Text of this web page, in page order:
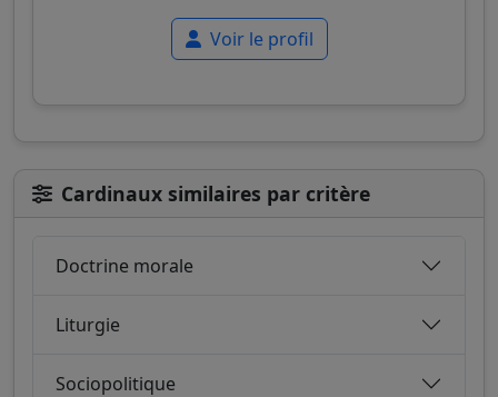
Voir le profil
Cardinaux similaires par critère
Doctrine morale
Liturgie
Sociopolitique